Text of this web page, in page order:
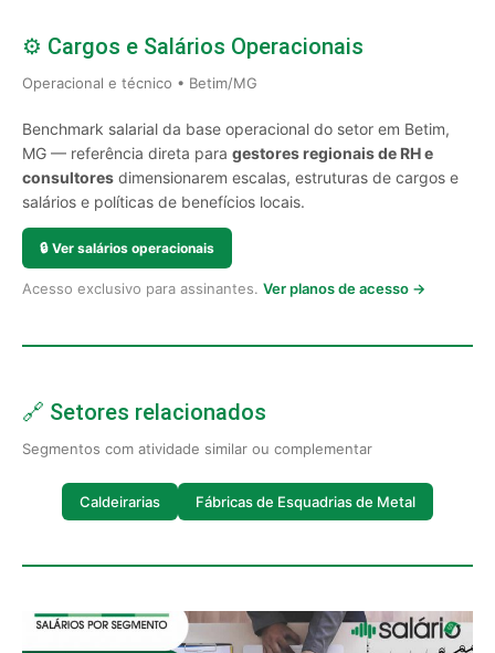
⚙️ Cargos e Salários Operacionais
Operacional e técnico • Betim/MG
Benchmark salarial da base operacional do setor em Betim,
MG — referência direta para gestores regionais de RH e
consultores dimensionarem escalas, estruturas de cargos e
salários e políticas de benefícios locais.
🔒 Ver salários operacionais
Acesso exclusivo para assinantes. Ver planos de acesso →
🔗 Setores relacionados
Segmentos com atividade similar ou complementar
Caldeirarias Fábricas de Esquadrias de Metal